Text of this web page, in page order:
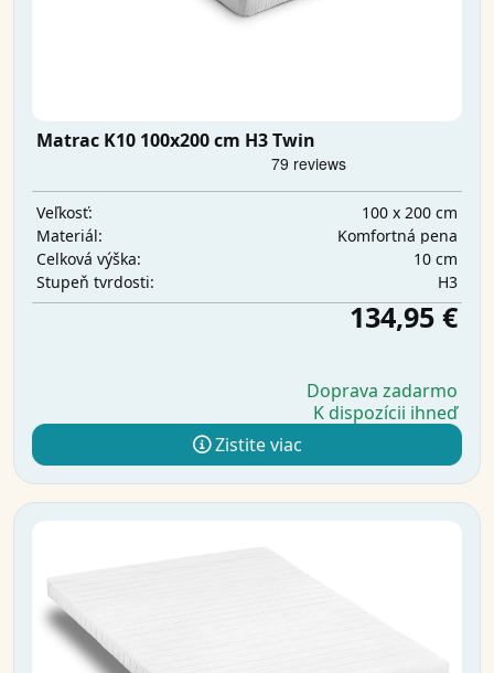
Matrac K10 100x200 cm H3 Twin
Veľkosť:
100 x 200 cm
Materiál:
Komfortná pena
Celková výška:
10 cm
Stupeň tvrdosti:
H3
134,95 €
Doprava zadarmo
K dispozícii ihneď
Zistite viac